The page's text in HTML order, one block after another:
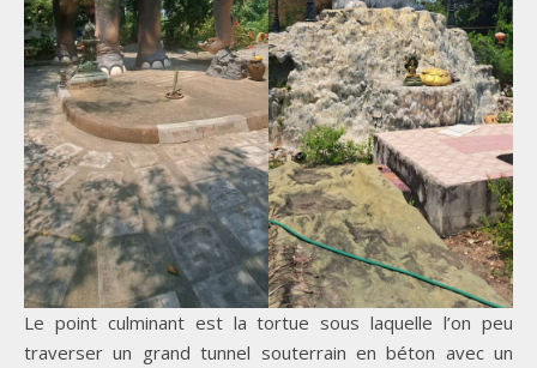
Le point culminant est la tortue sous laquelle l’on peu
traverser un grand tunnel souterrain en béton avec un